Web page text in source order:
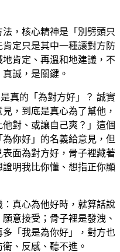
，核心精神是「別劈頭只
定只是其中一種讓對方防
肯定、再溫和地建議，不
誠，是關鍵。
真的「為對方好」？ 誠實
，到底是真心為了幫他，
對、或讓自己爽？」這個
你好」的名義給意見，但
面為對方好，骨子裡藏著
證明我比你懂、想指正你顯
真心為他好時，就算話說
意接受；骨子裡是發洩、
「我是為你好」，對方也
、反感、聽不進。